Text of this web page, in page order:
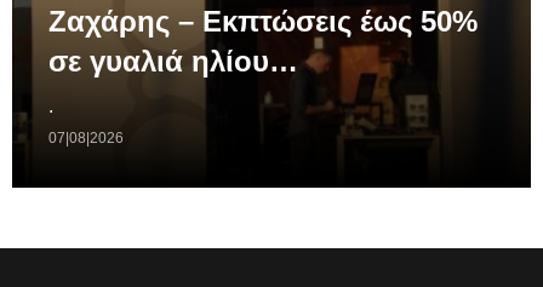
Ζαχάρης – Εκπτώσεις έως 50%
σε γυαλιά ηλίου…
.
07|08|2026